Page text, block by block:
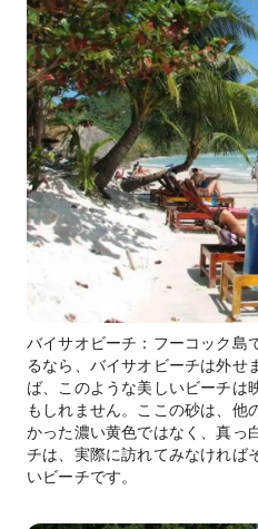
バイサオビーチ：フーコック島
るなら、バイサオビーチは外せ
ば、このような美しいビーチは
もしれません。ここの砂は、他
かった濃い黄色ではなく、真っ
チは、実際に訪れてみなければ
いビーチです。